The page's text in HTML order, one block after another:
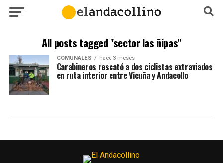
All posts tagged "sector las ñipas"
COMUNALES hace 3 meses
Carabineros rescató a dos ciclistas extraviados
en ruta interior entre Vicuña y Andacollo